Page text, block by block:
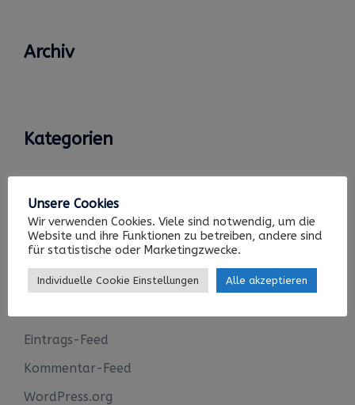
Archiv
Kategorien
Meta
Eintrags-Feed
Kommentar-Feed
WordPress.org
Unsere Cookies
Wir verwenden Cookies. Viele sind notwendig, um die
Website und ihre Funktionen zu betreiben, andere sind
für statistische oder Marketingzwecke.
Individuelle Cookie Einstellungen Alle akzeptieren